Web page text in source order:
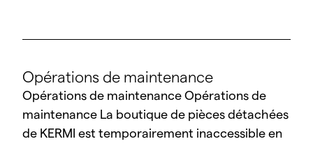
Opérations de maintenance
Opérations de maintenance Opérations de
maintenance La boutique de pièces détachées
de KERMI est temporairement inaccessible en